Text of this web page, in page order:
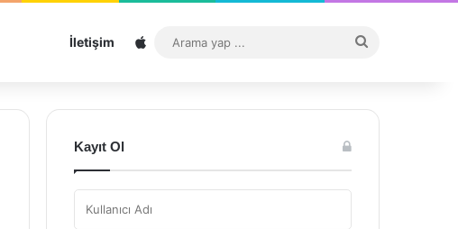
İletişim Sitemap
...
Kayıt Ol